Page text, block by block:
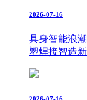
2026-07-16
具身智能浪
塑焊接智造